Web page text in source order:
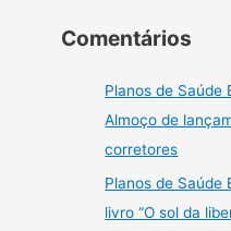
Comentários
Planos de Saúde
Almoço de
corretores
Planos de Saúde
livro “O sol da